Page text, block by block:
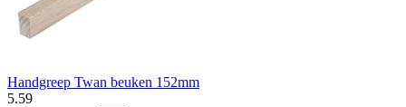
Handgreep Twan beuken 152mm
5.59